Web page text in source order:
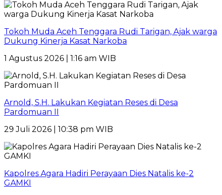
Tokoh Muda Aceh Tenggara Rudi Tarigan, Ajak warga
Dukung Kinerja Kasat Narkoba
1 Agustus 2026 | 1:16 am WIB
Arnold, S.H. Lakukan Kegiatan Reses di Desa
Pardomuan II
29 Juli 2026 | 10:38 pm WIB
Kapolres Agara Hadiri Perayaan Dies Natalis ke-2
GAMKI